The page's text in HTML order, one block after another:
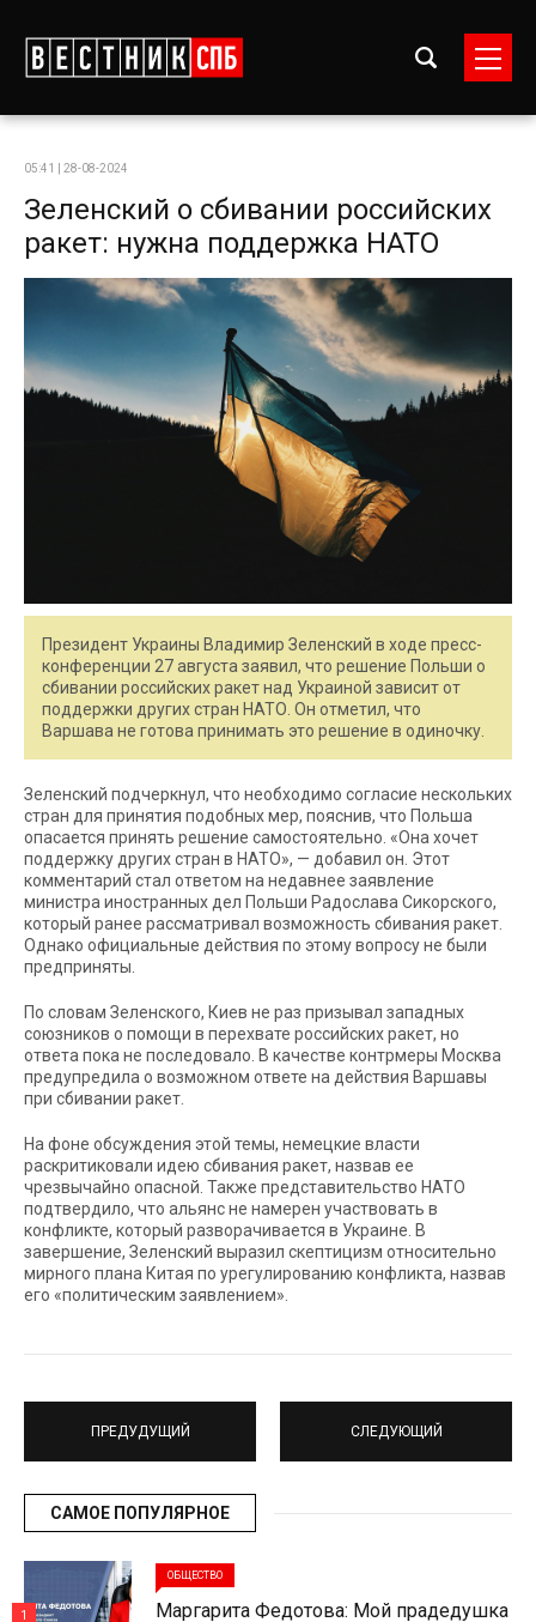
05:41 | 28-08-2024
Зеленский о сбивании российских
ракет: нужна поддержка НАТО
Президент Украины Владимир Зеленский в ходе пресс-
конференции 27 августа заявил, что решение Польши о
сбивании российских ракет над Украиной зависит от
поддержки других стран НАТО. Он отметил, что
Варшава не готова принимать это решение в одиночку.
Зеленский подчеркнул, что необходимо согласие нескольких
стран для принятия подобных мер, пояснив, что Польша
опасается принять решение самостоятельно. «Она хочет
поддержку других стран в НАТО», — добавил он. Этот
комментарий стал ответом на недавнее заявление
министра иностранных дел Польши Радослава Сикорского,
который ранее рассматривал возможность сбивания ракет.
Однако официальные действия по этому вопросу не были
предприняты.
По словам Зеленского, Киев не раз призывал западных
союзников о помощи в перехвате российских ракет, но
ответа пока не последовало. В качестве контрмеры Москва
предупредила о возможном ответе на действия Варшавы
при сбивании ракет.
На фоне обсуждения этой темы, немецкие власти
раскритиковали идею сбивания ракет, назвав ее
чрезвычайно опасной. Также представительство НАТО
подтвердило, что альянс не намерен участвовать в
конфликте, который разворачивается в Украине. В
завершение, Зеленский выразил скептицизм относительно
мирного плана Китая по урегулированию конфликта, назвав
его «политическим заявлением».
ПРЕДУДУЩИЙ СЛЕДУЮЩИЙ
САМОЕ ПОПУЛЯРНОЕ
ОБЩЕСТВО
Маргарита Федотова: Мой прадедушка
1